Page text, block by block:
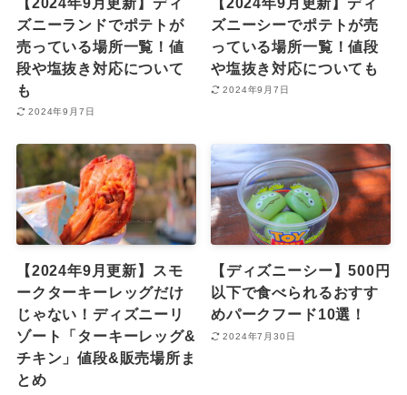
ズニーランドでポテトが
売っている場所一覧！値
段や塩抜き対応について
も
2024年9月7日
ズニーシーでポテトが売
っている場所一覧！値段
や塩抜き対応についても
2024年9月7日
【2024年9月更新】スモ
ークターキーレッグだけ
じゃない！ディズニーリ
ゾート「ターキーレッグ&
チキン」値段&販売場所ま
とめ
【ディズニーシー】500円
以下で食べられるおすす
めパークフード10選！
2024年7月30日